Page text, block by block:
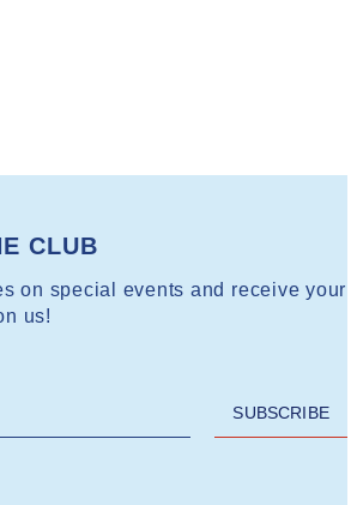
CLUB
on special events and receive your
us!
SUBSCRIBE